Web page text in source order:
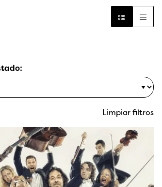
Limpiar filtros